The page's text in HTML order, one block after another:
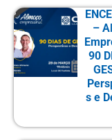
–
90
s e